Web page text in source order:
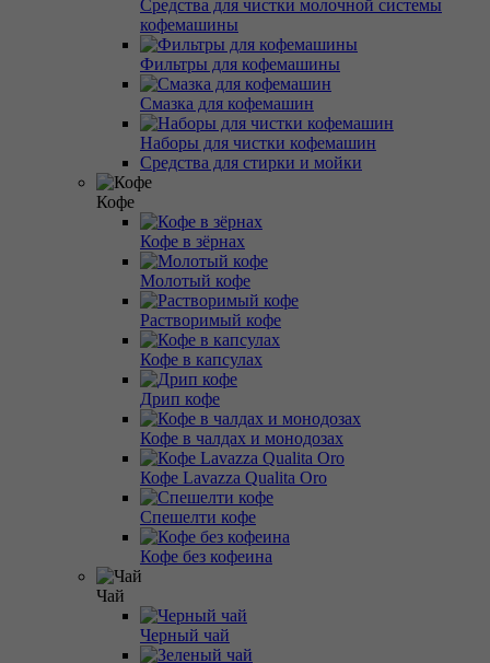
Средства для чистки молочной системы
кофемашины
Фильтры для кофемашины
Смазка для кофемашин
Наборы для чистки кофемашин
Средства для стирки и мойки
Кофе
Кофе в зёрнах
Молотый кофе
Растворимый кофе
Кофе в капсулах
Дрип кофе
Кофе в чалдах и монодозах
Кофе Lavazza Qualita Oro
Спешелти кофе
Кофе без кофеина
Чай
Черный чай